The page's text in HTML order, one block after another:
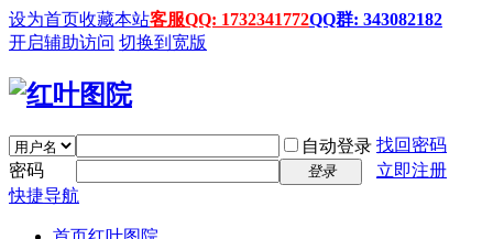
设为首页收藏本站客服QQ: 1732341772QQ群: 343082182
开启辅助访问 切换到宽版
自动登录 找回密码
密码
登录
立即注册
快捷导航